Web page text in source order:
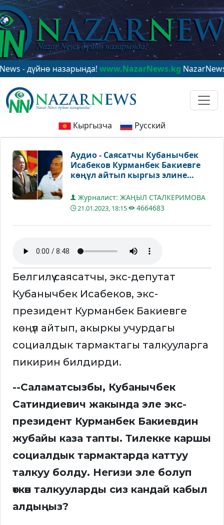
назарында!www.NazarNews.kgNazarNews - в
Кыргызча Русский
Аудио - Саясатчы Кубанычбек
Исабеков Курманбек Бакиевге
көңүл айтып кыргыз элине
Журналист: ЖАҢЫЛ СТАЛКЕРИМОВА
21.01.2023, 18:15 4664683
Белгилүү саясатчы, экс-депутат
Кубанычбек Исабеков, экс-
президент Курманбек Бакиевге
көңүл айтып, акыркы учурдагы
социалдык тармактагы талкууларга
пикирин билдирди.
--Саламатсызбы, Кубанычбек
Сатиндиевич жакында эле экс-
президент Курманбек Бакиевдин
жубайы каза тапты. Тилекке каршы
социалдык тармактарда каттуу
талкуу болду. Негизи эле болуп
өткөн талкууларды сиз кандай кабыл
алдыңыз?